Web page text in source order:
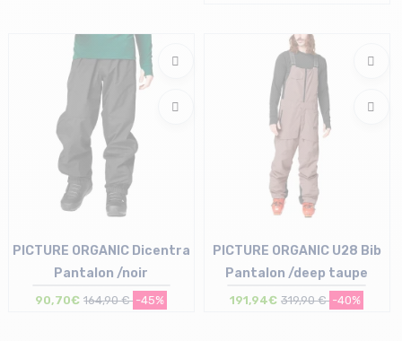
S
PICTURE ORGANIC Dicentra
Pantalon /noir
90,70€ 164,90 € -45%
PICTURE ORGANIC U28 Bib
Pantalon /deep taupe
191,94€ 319,90 € -40%